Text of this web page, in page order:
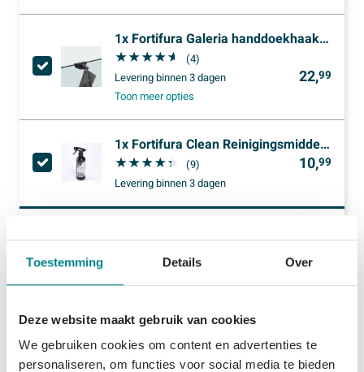
Toestemming Details Over
Deze website maakt gebruik van cookies
We gebruiken cookies om content en advertenties te
personaliseren, om functies voor social media te bieden
1x Fortifura Galeria handdoekhaak voor glaswand - geschikt voor 8mm glas - Geborsteld Gunmetal PVD
(4)
Leveringbinnen 3 dagen 22,99
Toon meer opties
1x Fortifura Clean Reinigingsmiddel - Glas- & Spiegel Reiniger - 500ml
(9)
Leveringbinnen 3 dagen
10,99
Setprijs 1.230,
Plaats set in winkelwagen
Productinformatie